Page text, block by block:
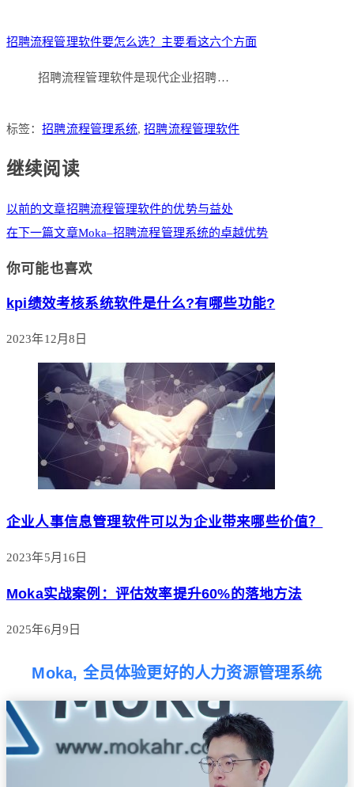
招聘流程管理软件要怎么选？主要看这六个方面
招聘流程管理软件是现代企业招聘…
标签：招聘流程管理系统,招聘流程管理软件
继续阅读
以前的文章招聘流程管理软件的优势与益处
在下一篇文章Moka–招聘流程管理系统的卓越优势
你可能也喜欢
kpi绩效考核系统软件是什么?有哪些功能?
2023年12月8日
企业人事信息管理软件可以为企业带来哪些价值？
2023年5月16日
Moka实战案例：评估效率提升60%的落地方法
2025年6月9日
Moka, 全员体验更好的人力资源管理系统